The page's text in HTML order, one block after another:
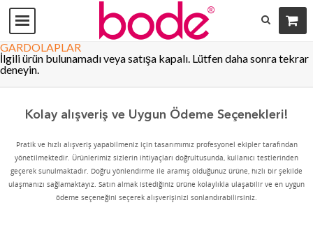
GARDOLAPLAR
İlgili ürün bulunamadı veya satışa kapalı. Lütfen daha sonra tekrar
deneyin.
Kolay alışveriş ve Uygun Ödeme Seçenekleri!
Pratik ve hızlı alışveriş yapabilmeniz için tasarımımız profesyonel ekipler tarafından
yönetilmektedir. Ürünlerimiz sizlerin ihtiyaçları doğrultusunda, kullanıcı testlerinden
geçerek sunulmaktadır. Doğru yönlendirme ile aramış olduğunuz ürüne, hızlı bir şekilde
ulaşmanızı sağlamaktayız. Satın almak istediğiniz ürüne kolaylıkla ulaşabilir ve en uygun
ödeme seçeneğini seçerek alışverişinizi sonlandırabilirsiniz.